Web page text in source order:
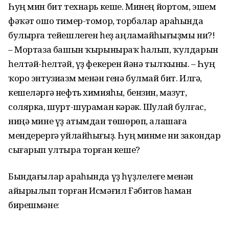
Һуң мин бит технарь кеше. Минең йортом, эшем
фәҡәт ошо тимер-томор, торбалар араһында
булырға тейешлеген һеҙ аңламайһығыҙмы ни?!
– Мортаза башын ҡырыныраҡ һалып, ҡулдарын
һелтәй-һелтәй, үҙ фекерен йәнә тылҡыны. – Һуң
ҡоро энтузиазм менән генә булмай бит. Илгә,
кеше­ләргә нефть химияһы, бензин, мазут,
солярка, шурт-шураман кәрәк. Шулай булғас,
ниңә мине үҙ атымдан төшөрөп, алашаға
мендерергә уйлайһығыҙ. Һуң минме ни закондар
сығарып ултыра торған кеше?
Бындағылар араһында үҙ һүҙлелеге менән
айырылып торған Исмәғил Ғәбитов һаман
бирешмәне: